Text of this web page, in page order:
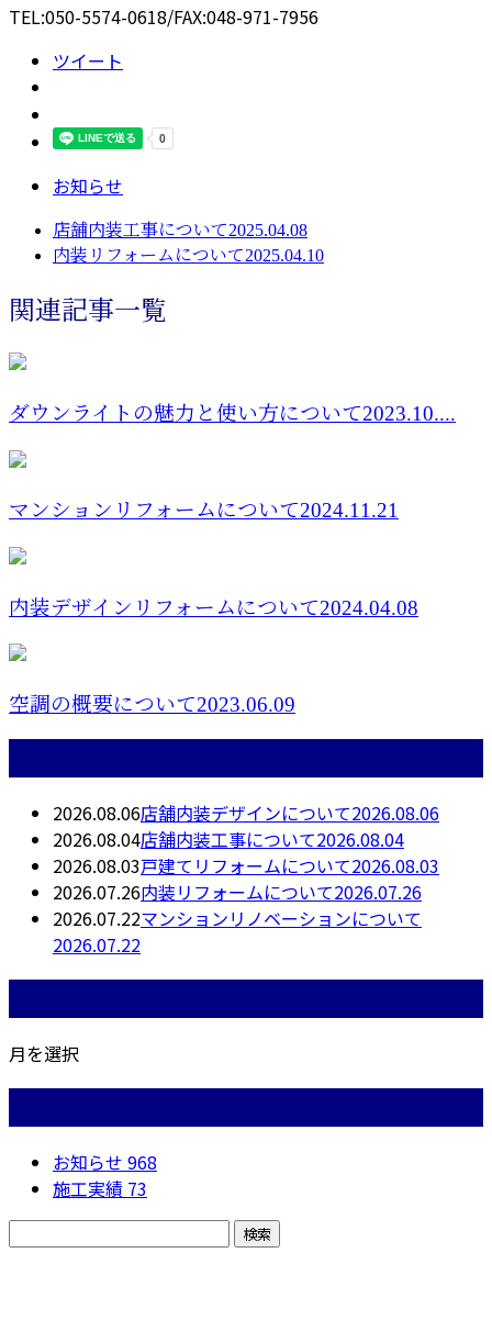
TEL:050-5574-0618/FAX:048-971-7956
ツイート
お知らせ
店舗内装工事について2025.04.08
内装リフォームについて2025.04.10
関連記事一覧
ダウンライトの魅力と使い方について2023.10....
マンションリフォームについて2024.11.21
内装デザインリフォームについて2024.04.08
空調の概要について2023.06.09
2026.08.06店舗内装デザインについて2026.08.06
2026.08.04店舗内装工事について2026.08.04
2026.08.03戸建てリフォームについて2026.08.03
2026.07.26内装リフォームについて2026.07.26
2026.07.22マンションリノベーションについて
2026.07.22
月を選択
お知らせ 968
施工実績 73